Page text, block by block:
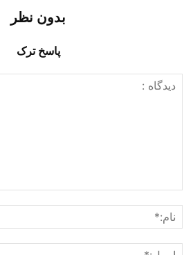
بدون نظر
پاسخ ترک